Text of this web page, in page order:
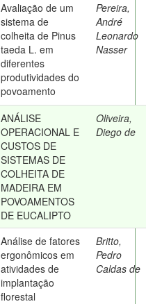
Avaliação de um
sistema de
colheita de Pinus
taeda L. em
diferentes
produtividades do
povoamento
Pereira,
André
Leonardo
Nasser
ANÁLISE
OPERACIONAL E
CUSTOS DE
SISTEMAS DE
COLHEITA DE
MADEIRA EM
POVOAMENTOS
DE EUCALIPTO
Oliveira,
Diego de
Análise de fatores
ergonômicos em
atividades de
implantação
florestal
Britto,
Pedro
Caldas de